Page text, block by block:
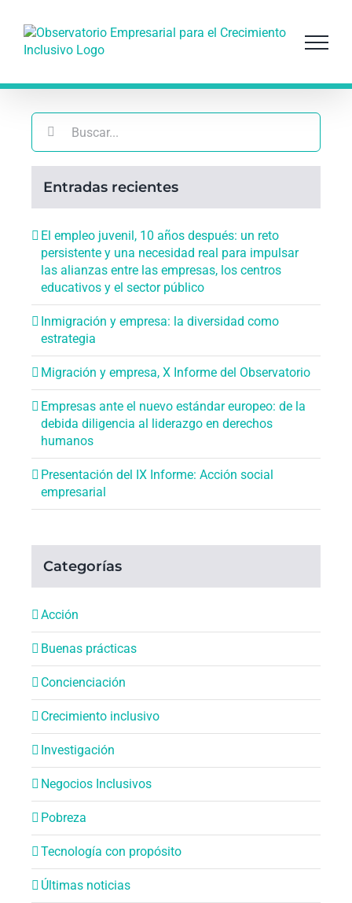
contenido
Buscar:
Entradas recientes
El empleo juvenil, 10 años después: un reto
persistente y una necesidad real para impulsar
las alianzas entre las empresas, los centros
educativos y el sector público
Inmigración y empresa: la diversidad como
estrategia
Migración y empresa, X Informe del Observatorio
Empresas ante el nuevo estándar europeo: de la
debida diligencia al liderazgo en derechos
humanos
Presentación del IX Informe: Acción social
empresarial
Categorías
Acción
Buenas prácticas
Concienciación
Crecimiento inclusivo
Investigación
Negocios Inclusivos
Pobreza
Tecnología con propósito
Últimas noticias